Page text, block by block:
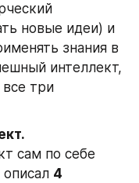
новые идеи) и
знания в
интеллект,
все три
сам по себе
4